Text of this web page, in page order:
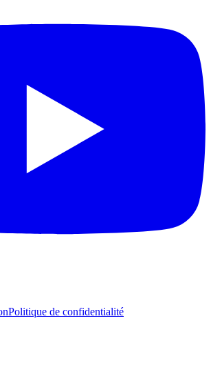
Politique de confidentialité